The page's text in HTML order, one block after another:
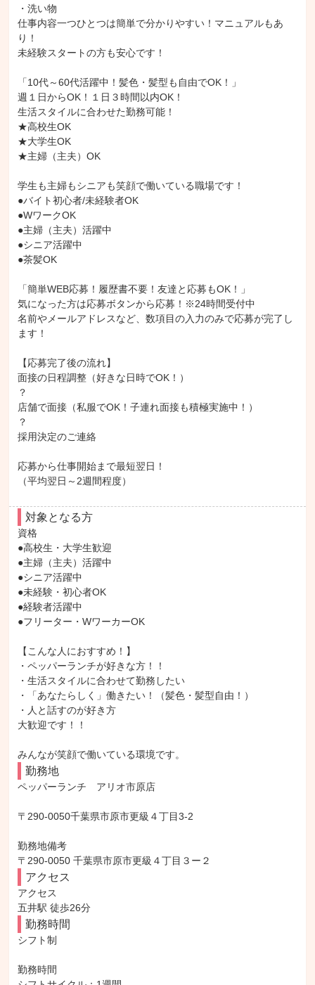
・洗い物
仕事内容一つひとつは簡単で分かりやすい！マニュアルもあ
り！
未経験スタートの方も安心です！
「10代～60代活躍中！髪色・髪型も自由でOK！」
週１日からOK！１日３時間以内OK！
生活スタイルに合わせた勤務可能！
★高校生OK
★大学生OK
★主婦（主夫）OK
学生も主婦もシニアも笑顔で働いている職場です！
●バイト初心者/未経験者OK
●WワークOK
●主婦（主夫）活躍中
●シニア活躍中
●茶髪OK
「簡単WEB応募！履歴書不要！友達と応募もOK！」
気になった方は応募ボタンから応募！※24時間受付中
名前やメールアドレスなど、数項目の入力のみで応募が完了し
ます！
【応募完了後の流れ】
面接の日程調整（好きな日時でOK！）
？
店舗で面接（私服でOK！子連れ面接も積極実施中！）
？
採用決定のご連絡
応募から仕事開始まで最短翌日！
（平均翌日～2週間程度）
対象となる方
資格
●高校生・大学生歓迎
●主婦（主夫）活躍中
●シニア活躍中
●未経験・初心者OK
●経験者活躍中
●フリーター・WワーカーOK
【こんな人におすすめ！】
・ペッパーランチが好きな方！！
・生活スタイルに合わせて勤務したい
・「あなたらしく」働きたい！（髪色・髪型自由！）
・人と話すのが好き方
大歓迎です！！
みんなが笑顔で働いている環境です。
勤務地
ペッパーランチ　アリオ市原店
〒290-0050千葉県市原市更級４丁目3-2
勤務地備考
〒290-0050 千葉県市原市更級４丁目３ー２
アクセス
アクセス
五井駅 徒歩26分
勤務時間
シフト制
勤務時間